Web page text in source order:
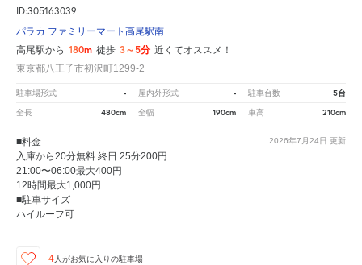
ID:305163039
パラカ ファミリーマート高尾駅南
高尾駅から 180m 徒歩 3～5分 近くてオススメ！
東京都八王子市初沢町1299-2
駐車場形式 - 屋内外形式 - 駐車台数 5台
全長 480cm 全幅 190cm 車高 210cm
2026年7月24日 更新
■料金
入庫から20分無料 終日 25分200円
21:00〜06:00最大400円
12時間最大1,000円
■駐車サイズ
ハイルーフ可
4 人がお気に入りの駐車場